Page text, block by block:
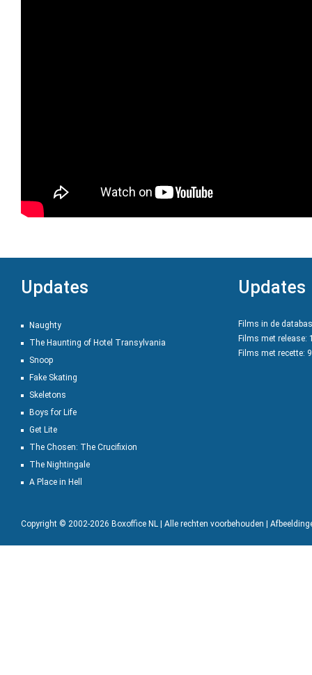
Updates
Naughty
The Haunting of Hotel Transylvania
Snoop
Fake Skating
Skeletons
Boys for Life
Get Lite
The Chosen: The Crucifixion
The Nightingale
A Place in Hell
Updates
Films in de
Films met release:
Films met recette:
Copyright © 2002-2026 Boxoffice NL | Alle rechten voorbehouden |